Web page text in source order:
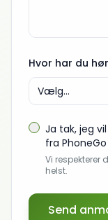
Hvor har du
Vælg...
Ja tak, jeg
fra PhoneGo
Vi respekterer
helst.
Send